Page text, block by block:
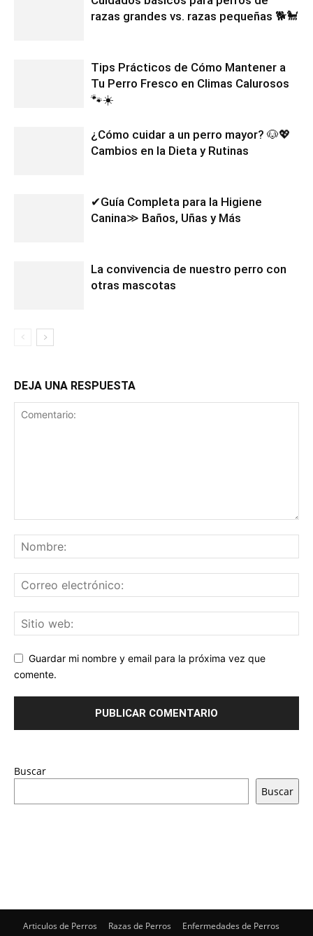
razas grandes vs. razas pequeñas 🐕🐩
Tips Prácticos de Cómo Mantener a
Tu Perro Fresco en Climas Calurosos
🐾☀️
¿Cómo cuidar a un perro mayor? 🐶💖
Cambios en la Dieta y Rutinas
✔Guía Completa para la Higiene
Canina≫ Baños, Uñas y Más
La convivencia de nuestro perro con
otras mascotas
DEJA UNA RESPUESTA
Guardar mi nombre y email para la próxima vez que
comente.
Buscar
Buscar
Articulos de Perros Razas de Perros
Enfermedades de Perros